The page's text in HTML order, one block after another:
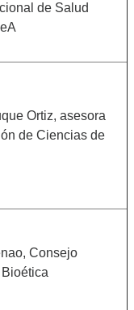
de Salud
Ortiz, asesora
de Ciencias de
Consejo